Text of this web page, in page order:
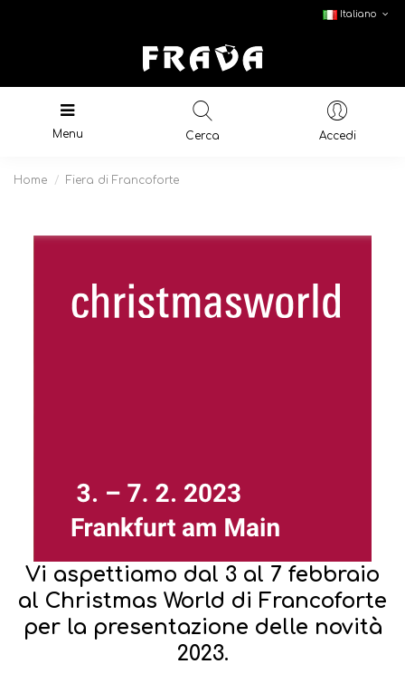
Italiano
Menu Cerca Accedi
Home Fiera di Francoforte
Vi aspettiamo dal 3 al 7 febbraio
al Christmas World di Francoforte
per la presentazione delle novità
2023.